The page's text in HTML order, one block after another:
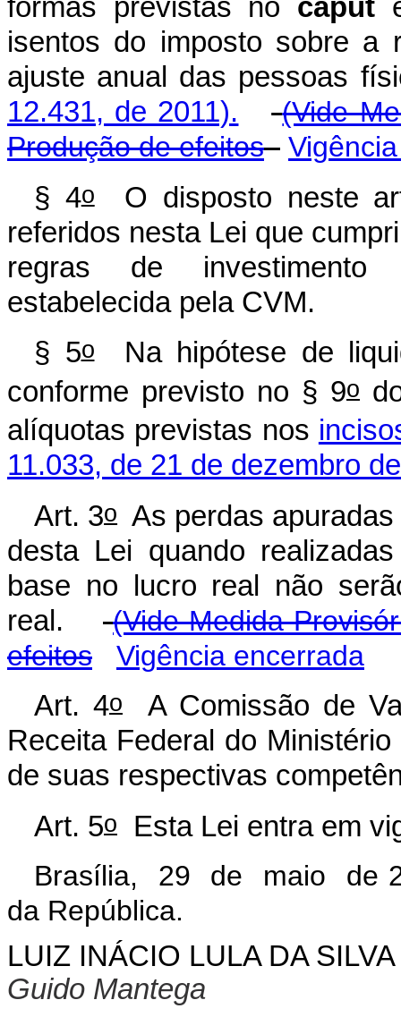
formas previstas no caput
isentos do imposto sobre a
ajuste anual das
12.431, de 2011).
(Vide
Produção de efeitos
§ 4oO disposto neste
referidos nesta Lei que
regras de investimento
estabelecida pela CVM.
§ 5oNa hipótese de
conforme previsto no § 9o
alíquotas previstas nos
11.033, de 21 de dezembro
Art. 3o As perdas
desta Lei quando
base no lucro real não
real.
(Vide Medida
efeitos
Vigência encerrada
Art. 4o
A Comissão de
Receita Federal do
de suas respectivas
Art. 5o
Esta Lei entra em
Brasília, 29 de maio de
da República.
LUIZ INÁCIO LULA DA SILVA
Guido Mantega